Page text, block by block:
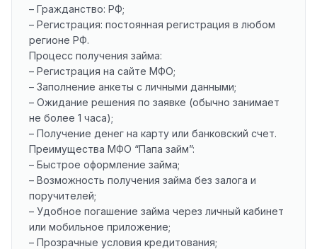
– Гражданство: РФ;
– Регистрация: постоянная регистрация в любом
регионе РФ.
Процесс получения займа:
– Регистрация на сайте МФО;
– Заполнение анкеты с личными данными;
– Ожидание решения по заявке (обычно занимает
не более 1 часа);
– Получение денег на карту или банковский счет.
Преимущества МФО “Папа займ”:
– Быстрое оформление займа;
– Возможность получения займа без залога и
поручителей;
– Удобное погашение займа через личный кабинет
или мобильное приложение;
– Прозрачные условия кредитования;